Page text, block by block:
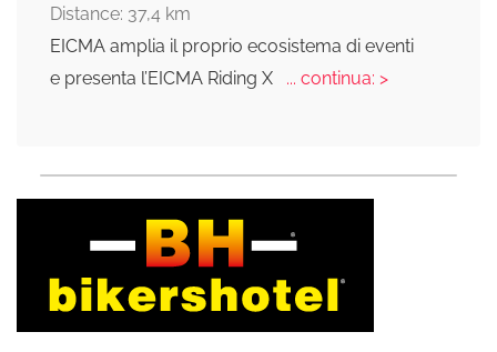
Distance: 37,4 km
EICMA amplia il proprio ecosistema di eventi
e presenta l’EICMA Riding X
... continua: >